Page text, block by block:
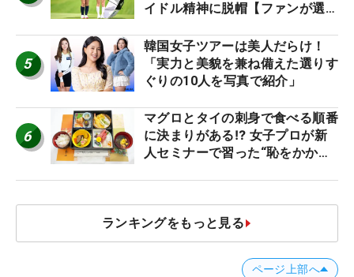
イドル精神に脱帽【ファンが選ぶ
5
韓国女子ツアーは美人だらけ！
「実力と美貌を兼ね備えた選りす
ぐりの10人を写真で紹介」
6
マグロとタイの刺身で食べる順番
に決まりがある⁉ 女子プロが新
人セミナーで習った“恥をかかな
ランキングをもっと見る
ページ上部へ